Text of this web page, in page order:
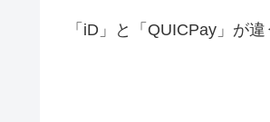
「iD」と「QUICPay」が